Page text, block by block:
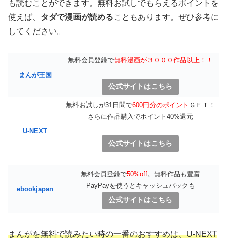
も読むことができます。無料お試しでもらえるポイントを
使えば、 タダで漫画が読めることもあります。ぜひ参考に
してください。
まんが王国
無料会員登録で無料漫画が３０００作品以上！！
公式サイトはこちら
U-NEXT
無料お試しが31日間で600円分のポイント ＧＥＴ！
さらに作品購入でポイント40%還元
公式サイトはこちら
ebookjapan
無料会員登録で50%off。無料作品も豊富
PayPayを使うとキャッシュバックも
公式サイトはこちら
まんがを無料で読みたい時の一番のおすすめは、U-NEXT